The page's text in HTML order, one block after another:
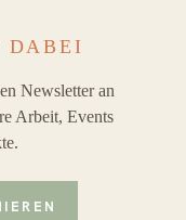
DABEI
Newsletter an
Arbeit, Events